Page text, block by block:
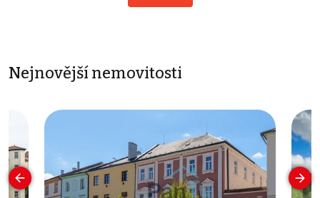
Nejnovější nemovitosti